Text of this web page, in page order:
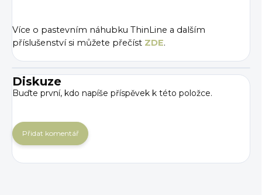
Více o pastevním náhubku ThinLine a dalším
příslušenství si můžete přečíst ZDE.
Diskuze
Buďte první, kdo napíše příspěvek k této položce.
Přidat komentář